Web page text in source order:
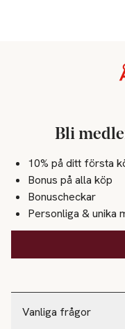
Vanliga frågor
Bli
10% på ditt första
Bonus på alla köp
Bonuscheckar
Personliga & unika